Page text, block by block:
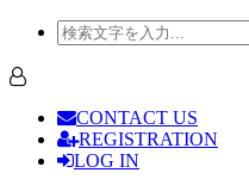
CONTACT US
REGISTRATION
LOG IN